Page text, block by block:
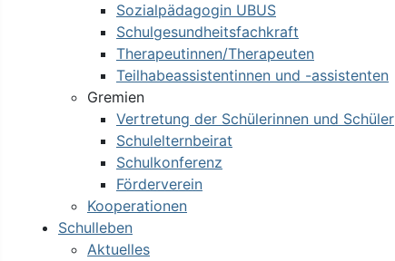
Sozialpädagogin UBUS
Schulgesundheitsfachkraft
Therapeutinnen/Therapeuten
Teilhabeassistentinnen und -assistenten
Gremien
Vertretung der Schülerinnen und Schüler
Schulelternbeirat
Schulkonferenz
Förderverein
Kooperationen
Schulleben
Aktuelles